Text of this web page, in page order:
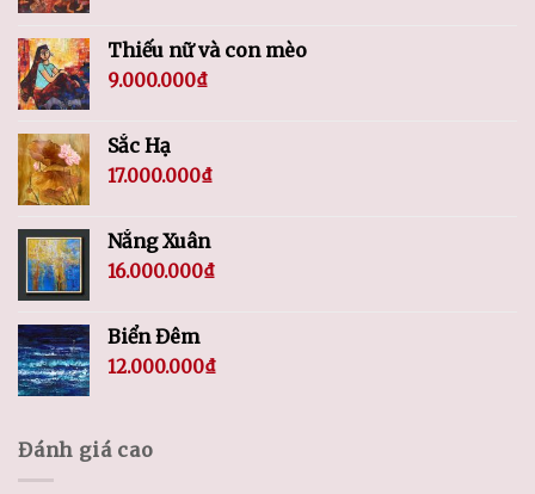
Thiếu nữ và con mèo
9.000.000₫
Sắc Hạ
17.000.000₫
Nắng Xuân
16.000.000₫
Biển Đêm
12.000.000₫
Đánh giá cao